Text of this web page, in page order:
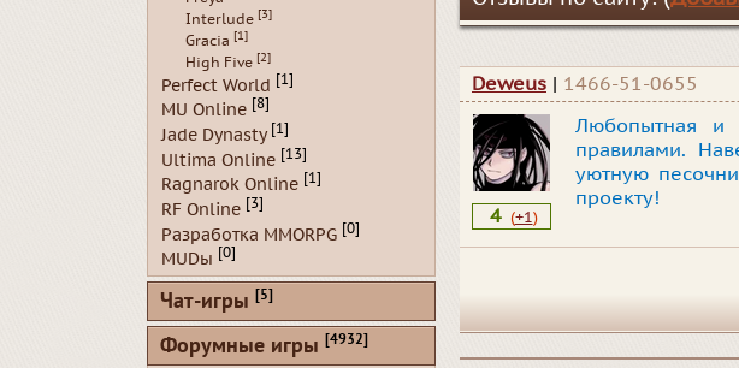
Deweus | 1466-51-0655
4 (+1)
Любопытная и
правилами.
уютную
проекту!
Interlude [3]
Gracia [1]
High Five [2]
Perfect World [1]
MU Online [8]
Jade Dynasty [1]
Ultima Online [13]
Ragnarok Online [1]
RF Online [3]
Разработка MMORPG [0]
MUDы [0]
Чат-игры [5]
Форумные игры [4932]